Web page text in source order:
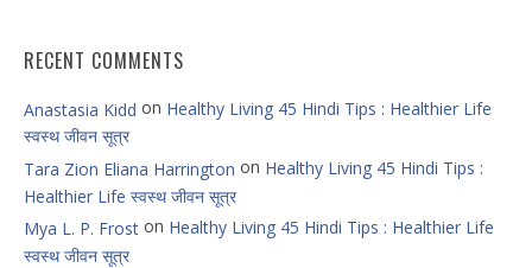
RECENT COMMENTS
Anastasia Kidd on Healthy Living 45 Hindi Tips : Healthier Life
स्वस्थ जीवन सूत्र
Tara Zion Eliana Harrington on Healthy Living 45 Hindi Tips :
Healthier Life स्वस्थ जीवन सूत्र
Mya L. P. Frost on Healthy Living 45 Hindi Tips : Healthier Life
स्वस्थ जीवन सूत्र